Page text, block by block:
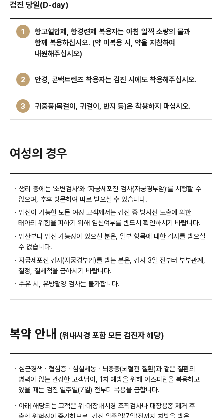
검진 당일(D-day)
1
항고혈압제, 항경련제 복용자는 아침 일찍 소량의 물과
함께 복용하십시오. (약 미복용 시, 약을 지참하여
내원해주십시오)
2 안경, 콘택트렌즈 착용자는 검진 시에도 착용해주십시오.
3 귀중품(목걸이, 귀걸이, 반지 등)은 착용하지 마십시오.
여성의 경우
· 생리 중에는 ‘소변검사’와 ‘자궁세포진 검사(자궁경부암)’를 시행할 수
없으며, 추후 방문하여 따로 받으실 수 있습니다.
· 임신이 가능한 모든 여성 고객께서는 검진 중 방사선 노출에 의한
태아의 위험을 피하기 위해 임신여부를 반드시 확인하시기 바랍니다.
· 임산부나 임신 가능성이 있으신 분은, 일부 항목에 대한 검사를 받으실
수 없습니다.
· 자궁세포진 검사(자궁경부암)를 받는 분은, 검사 3일 전부터 부부관계,
질정, 질세척을 금하시기 바랍니다.
· 수유 시, 유방촬영 검사는 불가합니다.
복약 안내 (위내시경 포함 모든 검진자 해당)
· 심근경색 · 협심증 · 심실세동 · 뇌중중(뇌혈관 질환)과 같은 질환의
병력이 없는 건강한 고객님이, 1차 예방을 위해 아스피린을 복용하고
있을 때는 검진 일주일(7일) 전부터 복용을 금합니다.
· 아래 해당되는 고객은 위·대장내시경 조직검사나 대장용종 제거 후
출혈 위험성이 증가하므로, 검진 일주일(7일)전까지 처방을 받은